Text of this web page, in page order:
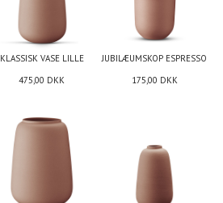
KLASSISK VASE LILLE
475,00 DKK
JUBILÆUMSKOP ESPRESSO
175,00 DKK